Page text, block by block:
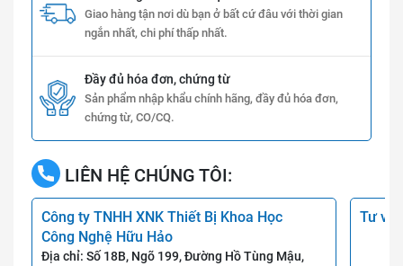
Giao hàng tận nơi dù bạn ở bất cứ đâu với thời gian
ngắn nhất, chi phí thấp nhất.
Đầy đủ hóa đơn, chứng từ
Sản phẩm nhập khẩu chính hãng, đầy đủ hóa đơn,
chứng từ, CO/CQ.
LIÊN HỆ CHÚNG TÔI:
Công ty TNHH XNK Thiết Bị Khoa Học
Công Nghệ Hữu Hảo
Địa chỉ: Số 18B, Ngõ 199, Đường Hồ Tùng Mậu,
Tư